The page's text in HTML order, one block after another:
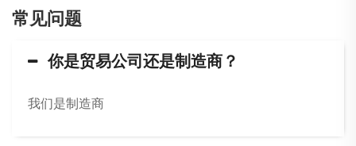
常见问题
你是贸易公司还是制造商？
我们是制造商